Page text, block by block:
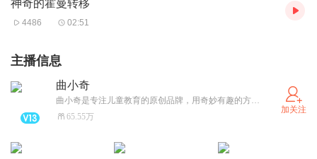
神奇的霍曼转移
4486 02:51
主播信息
曲小奇
曲小奇是专注儿童教育的原创品牌，用奇妙有趣的方式为孩子们提供“好学又好玩”的内容产品，获得千万听众喜爱。商务合作请私信~
65.55万
加关注